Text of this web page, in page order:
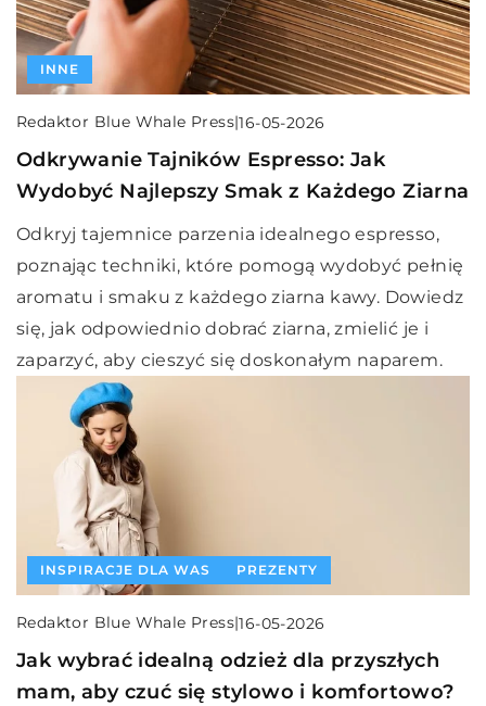
INNE
Redaktor Blue Whale Press|16-05-2026
Odkrywanie Tajników Espresso: Jak
Wydobyć Najlepszy Smak z Każdego Ziarna
Odkryj tajemnice parzenia idealnego espresso,
poznając techniki, które pomogą wydobyć pełnię
aromatu i smaku z każdego ziarna kawy. Dowiedz
się, jak odpowiednio dobrać ziarna, zmielić je i
zaparzyć, aby cieszyć się doskonałym naparem.
INSPIRACJE DLA WAS PREZENTY
Redaktor Blue Whale Press|16-05-2026
Jak wybrać idealną odzież dla przyszłych
mam, aby czuć się stylowo i komfortowo?